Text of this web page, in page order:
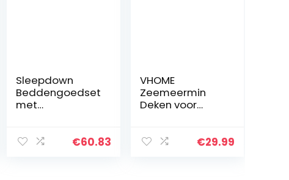
Sleepdown
Beddengoedset
met
warm en
€60.83
VHOME
Zeemeermin
Deken voor
Gepersonaliseer
€29.99